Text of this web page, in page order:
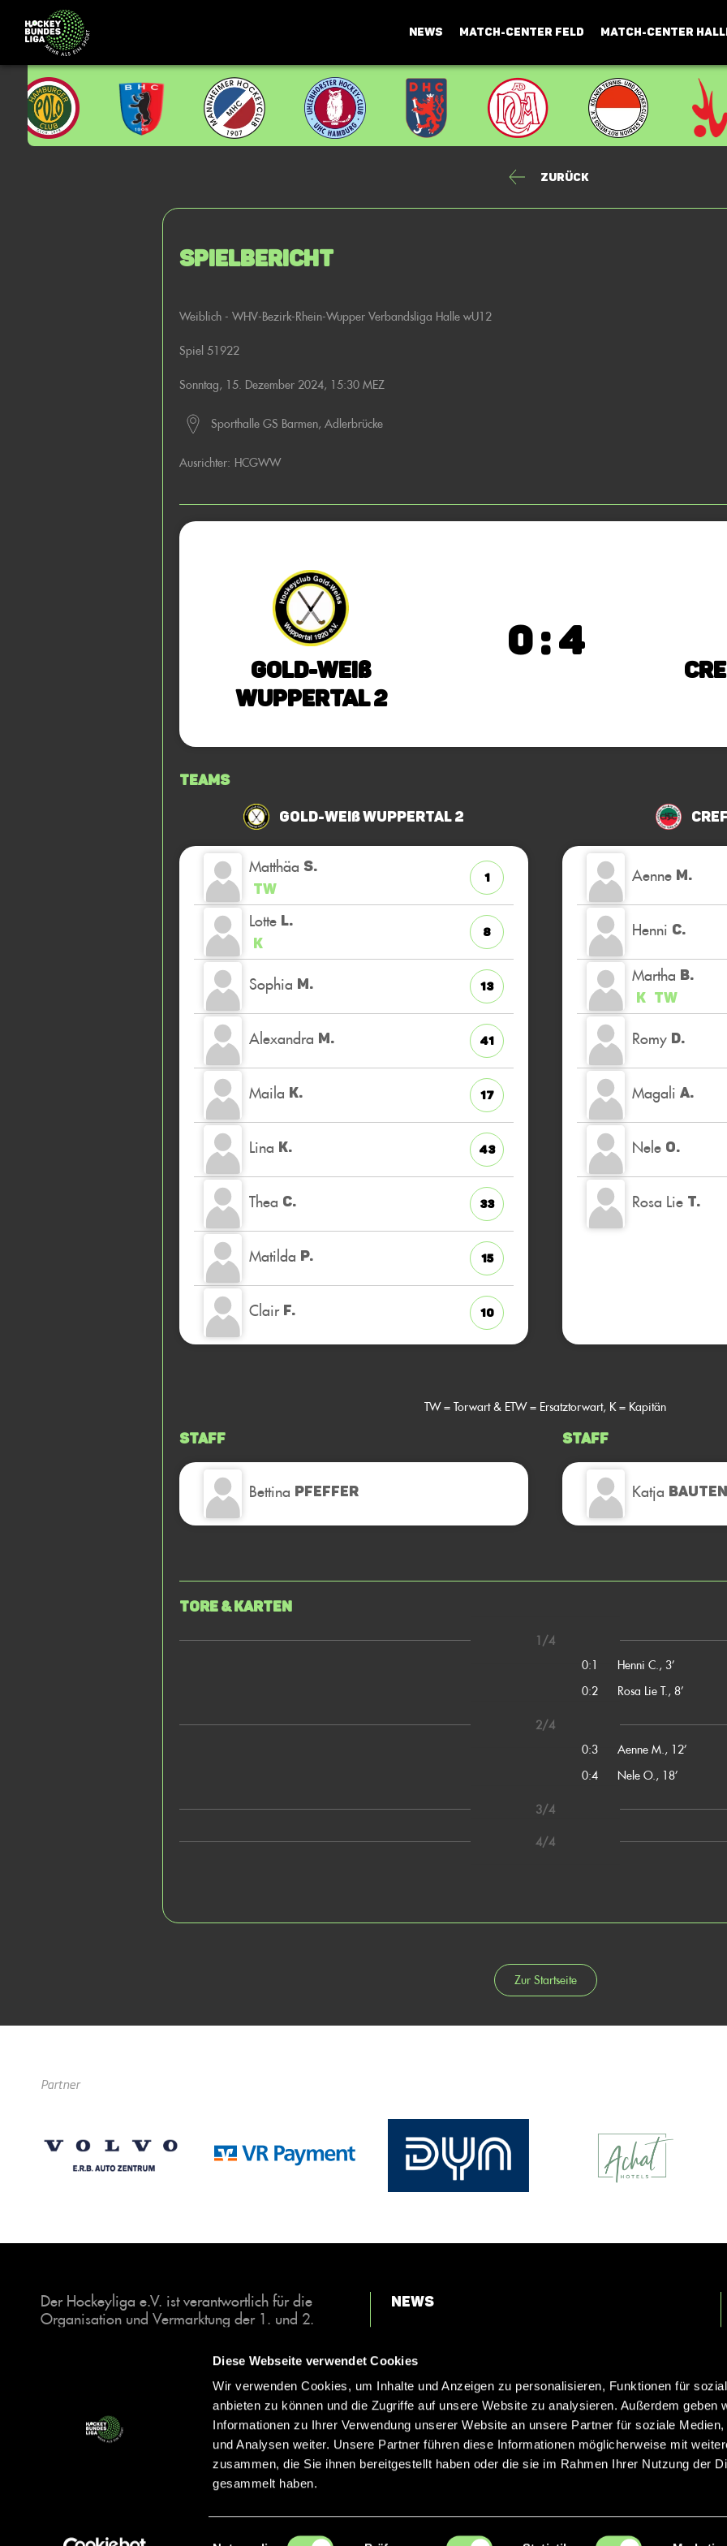
Diese Webseite verwendet Cookies
Wir verwenden Cookies, um Inhalte und Anzeigen zu personalisieren, Funktionen für
anbieten zu können und die Zugriffe auf unsere Website zu analysieren. Außerdem geben
Informationen zu Ihrer Verwendung unserer Website an unsere Partner für soziale Medien,
und Analysen weiter. Unsere Partner führen diese Informationen möglicherweise mit
zusammen, die Sie ihnen bereitgestellt haben oder die sie im Rahmen Ihrer Nutzung der
gesammelt haben.
Einwilligungsauswahl
NEWS MATCH-CENTER FELD MATCH-CENTER
Zurück
Spielbericht
Weiblich - WHV-Bezirk-Rhein-Wupper Verbandsliga Halle wU12
Spiel 51922
Sonntag, 15. Dezember 2024, 15:30 MEZ
Sporthalle GS Barmen, Adlerbrücke
Ausrichter: HCGWW
Gold-Weiß
Wuppertal 2
0 : 4
Teams
Gold-Weiß Wuppertal 2
Matthäa S.
TW
1
Lotte L.
K
8
Sophia M. 13
Alexandra M. 41
Maila K. 17
Lina K. 43
Thea C. 33
Matilda P. 15
Clair F. 10
Aenne M.
Henni C.
Martha B.
K TW
Romy D.
Magali A.
Nele O.
Rosa Lie T.
TW = Torwart & ETW = Ersatztorwart, K = Kapitän
Staff
Bettina PFEFFER
Staff
Katja BAUTEN
Tore & Karten
1/4
0:1
Henni C., 3’
0:2
Rosa Lie T., 8’
2/4
0:3
Aenne M., 12’
0:4
Nele O., 18’
3/4
4/4
Zur Startseite
Partner
Der Hockeyliga e.V. ist verantwortlich für die
Organisation und Vermarktung der 1. und 2.
Halle. Insgesamt sind über 60 Vereine unter dem
Dach der Hockeyliga organisiert, sowohl im
Herren als auch im Damen Bereich.
News
Kontakt